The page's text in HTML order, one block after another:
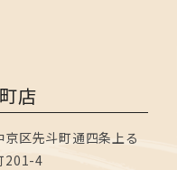
店
京区先斗町通四条上る
201-4